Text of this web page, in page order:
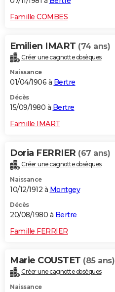
Famille COMBES
Emilien IMART (74 ans)
Créer une cagnotte obsèques
Naissance
01/04/1906 à Bertre
Décès
15/09/1980 à Bertre
Famille IMART
Doria FERRIER (67 ans)
Créer une cagnotte obsèques
Naissance
10/12/1912 à Montgey
Décès
20/08/1980 à Bertre
Famille FERRIER
Marie COUSTET (85 ans)
Créer une cagnotte obsèques
Naissance